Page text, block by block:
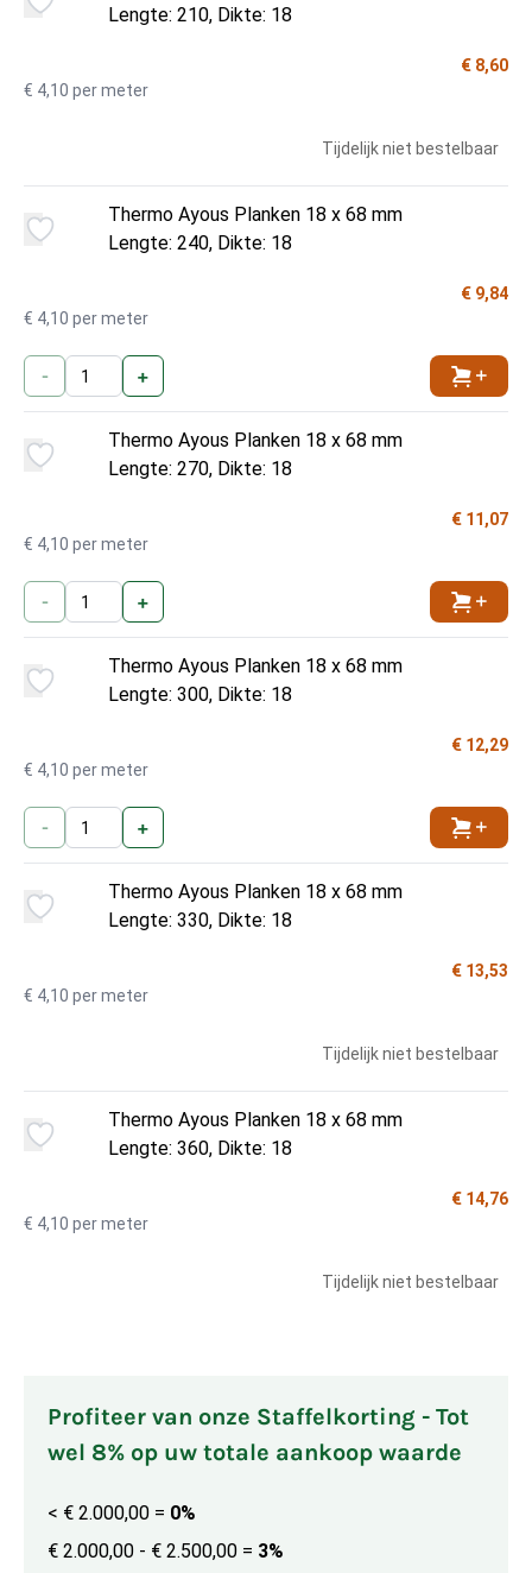
Lengte: 210, Dikte: 18
€ 8,60
€ 4,10 per meter
Tijdelijk niet bestelbaar
Thermo Ayous Planken 18 x 68 mm
Lengte: 240, Dikte: 18
€ 9,84
€ 4,10 per meter
- +
Thermo Ayous Planken 18 x 68 mm
Lengte: 270, Dikte: 18
€ 11,07
€ 4,10 per meter
- +
Thermo Ayous Planken 18 x 68 mm
Lengte: 300, Dikte: 18
€ 12,29
€ 4,10 per meter
- +
Thermo Ayous Planken 18 x 68 mm
Lengte: 330, Dikte: 18
€ 13,53
€ 4,10 per meter
Tijdelijk niet bestelbaar
Thermo Ayous Planken 18 x 68 mm
Lengte: 360, Dikte: 18
€ 14,76
€ 4,10 per meter
Tijdelijk niet bestelbaar
Profiteer van onze Staffelkorting - Tot
wel 8% op uw totale aankoop waarde
< € 2.000,00 = 0%
€ 2.000,00 - € 2.500,00 = 3%